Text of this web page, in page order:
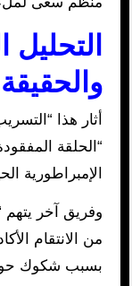
التحليل
والحقيقة
أثار هذا
“الحلقة
الإمبراطورية
وفريق آخر يتهم
من الانتقام
بسبب شكوك حول